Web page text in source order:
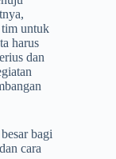
tim untuk
harus
dan
bagi
cara